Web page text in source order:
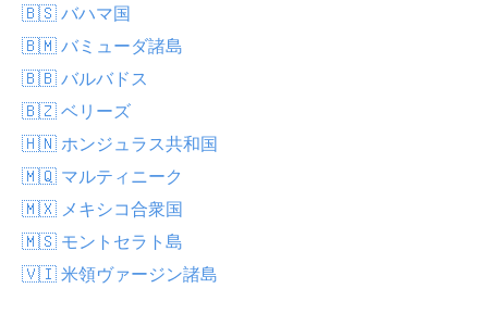
🇧🇸 バハマ国
🇧🇲 バミューダ諸島
🇧🇧 バルバドス
🇧🇿 ベリーズ
🇭🇳 ホンジュラス共和国
🇲🇶 マルティニーク
🇲🇽 メキシコ合衆国
🇲🇸 モントセラト島
🇻🇮 米領ヴァージン諸島